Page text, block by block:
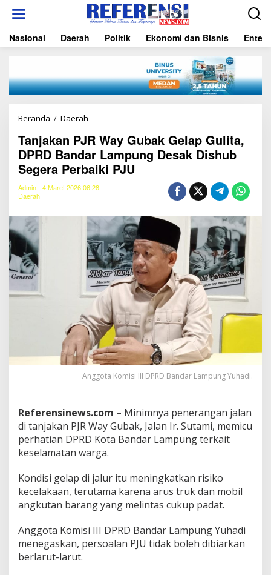
t
Nasional Daerah Politik Ekonomi dan Bisnis
Beranda / Daerah
n
j
a
k
a
J
W
a
y
G
u
b
k
G
e
l
a
p
G
i
t
a
,
D
R
D
a
d
a
Tanjakan PJR Way Gubak Gelap Gulita,
DPRD Bandar Lampung Desak Dishub
Segera Perbaiki PJU
Admin
4 Maret 2026 06:28
Daerah
Anggota Komisi III DPRD Bandar Lampung Yuhadi.
Referensinews.com – Minimnya penerangan jalan
di tanjakan PJR Way Gubak, Jalan Ir. Sutami, memicu
perhatian DPRD Kota Bandar Lampung terkait
keselamatan warga.
Kondisi gelap di jalur itu meningkatkan risiko
kecelakaan, terutama karena arus truk dan mobil
angkutan barang yang melintas cukup padat.
Anggota Komisi III DPRD Bandar Lampung Yuhadi
menegaskan, persoalan PJU tidak boleh dibiarkan
berlarut-larut.